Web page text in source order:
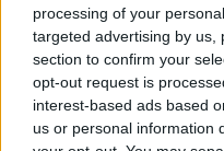
processing of your
targeted advertising by us,
section to confirm your
opt-out request is
interest-based ads based
us or personal information
εξομολογήθηκε η Λίλι
Αν κάθε φορά που
βοηθώ έστω και έναν
επισήμανε η ηθοποιός